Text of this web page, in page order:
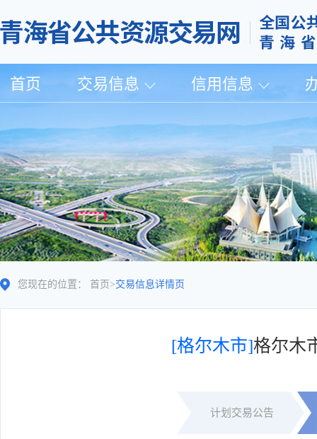
首页 交易信息 信用信息
您现在的位置： 首页 >交易信息详情页
[格尔木市]格尔木
计划交易公告